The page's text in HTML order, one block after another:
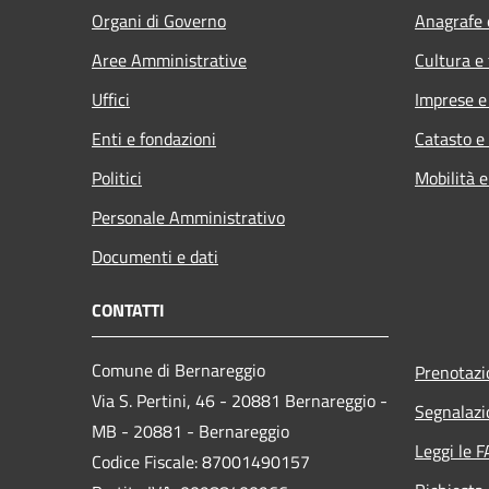
Organi di Governo
Aree Amministrative
Uffici
Enti e fondazioni
Politici
Personale Amministrativo
Documenti e dati
Cultura
Imprese
Catasto
Mobilità
CONTATTI
Comune di Bernareggio
Via S. Pertini, 46 - 20881 Bernareggio -
MB - 20881 - Bernareggio
Codice Fiscale: 87001490157
Leggi le